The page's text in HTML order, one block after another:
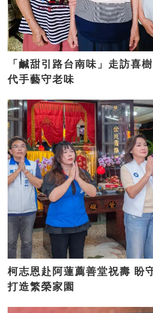
「鹹甜引路台南味」走訪喜樹 義美香傳兩
代手藝守老味
柯志恩赴阿蓮薦善堂祝壽 盼守護庄頭情感
打造繁榮家園